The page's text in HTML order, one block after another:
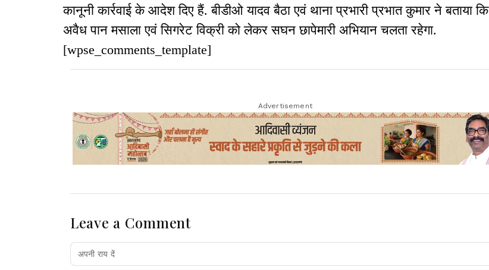
कानूनी कार्रवाई के आदेश दिए हैं. बीडीओ यादव बैठा एवं थाना प्रभारी प्रभात कुमार ने बताया कि
अवैध पान मसाला एवं सिगरेट विक्री को लेकर सघन छापेमारी अभियान चलता रहेगा.
[wpse_comments_template]
Advertisement
Leave a Comment